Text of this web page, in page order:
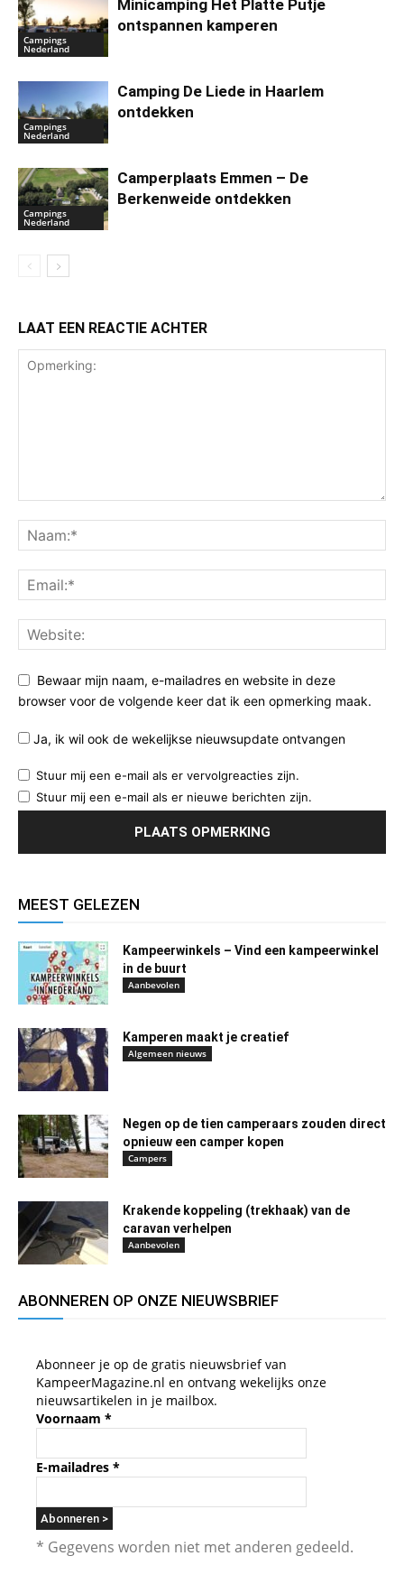
Campings
Nederland
Minicamping Het Platte Putje
ontspannen kamperen
Campings
Nederland
Camping De Liede in Haarlem
ontdekken
Campings
Nederland
Camperplaats Emmen – De
Berkenweide ontdekken
LAAT EEN REACTIE ACHTER
Bewaar mijn naam, e-mailadres en website in deze
browser voor de volgende keer dat ik een opmerking maak.
Ja, ik wil ook de wekelijkse nieuwsupdate ontvangen
Stuur mij een e-mail als er vervolgreacties zijn.
Stuur mij een e-mail als er nieuwe berichten zijn.
MEEST GELEZEN
Kampeerwinkels – Vind een kampeerwinkel
in de buurt
Aanbevolen
Kamperen maakt je creatief
Algemeen nieuws
Negen op de tien camperaars zouden direct
opnieuw een camper kopen
Campers
Krakende koppeling (trekhaak) van de
caravan verhelpen
Aanbevolen
ABONNEREN OP ONZE NIEUWSBRIEF
Abonneer je op de gratis nieuwsbrief van
KampeerMagazine.nl en ontvang wekelijks onze
nieuwsartikelen in je mailbox.
Voornaam *
E-mailadres *
* Gegevens worden niet met anderen gedeeld.